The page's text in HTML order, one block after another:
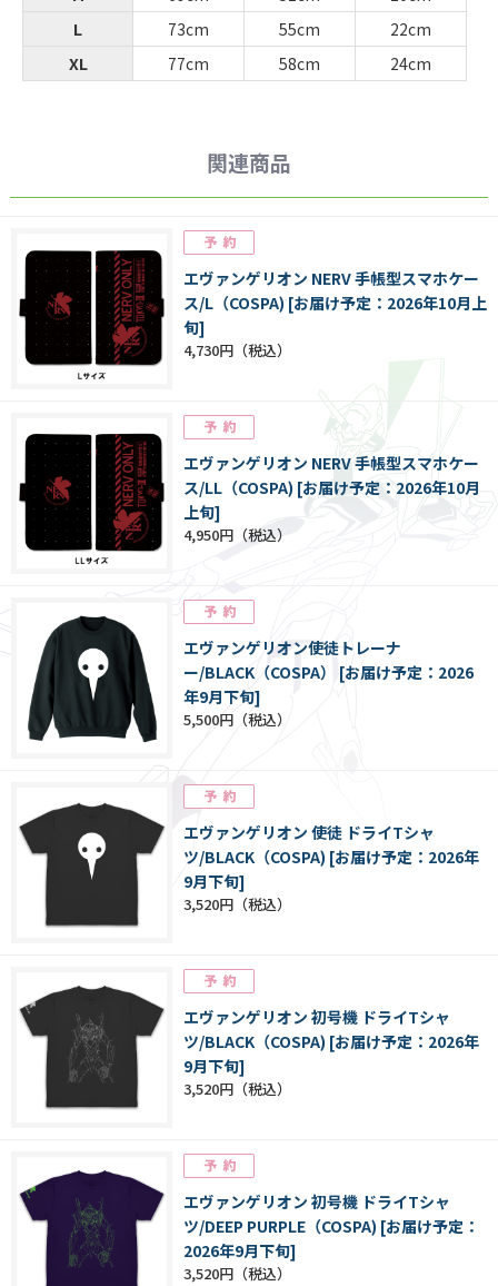
L
73cm 55cm
22cm
XL
77cm 58cm 24cm
関連商品
エヴァンゲリオン NERV 手帳型スマホケー
ス/L（COSPA) [お届け予定：2026年10月上
旬]
4,730円
エヴァンゲリオン NERV 手帳型スマホケー
ス/LL（COSPA) [お届け予定：2026年10月
上旬]
4,950円
エヴァンゲリオン使徒トレーナ
ー/BLACK（COSPA） [お届け予定：2026
年9月下旬]
5,500円
エヴァンゲリオン 使徒 ドライTシャ
ツ/BLACK（COSPA) [お届け予定：2026年
9月下旬]
3,520円
エヴァンゲリオン 初号機 ドライTシャ
ツ/BLACK（COSPA) [お届け予定：2026年
9月下旬]
3,520円
エヴァンゲリオン 初号機 ドライTシャ
ツ/DEEP PURPLE（COSPA) [お届け予定：
2026年9月下旬]
3,520円